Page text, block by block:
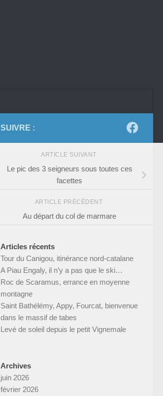
SUIVRE :
ARTICLE SUIVANT
Le pic des 3 seigneurs sous toutes ces
facettes
ARTICLE PRÉCÉDENT
Au départ du col de marmare
Articles récents
Tour du Canigou, itinérance nord-catalane
A Piau Engaly, il n’y a pas que le ski…
Roc de Scaramus, errance en moyenne
montagne
Saint Bathélémy, Appy, Fourcat, bienvenue
dans le massif de tabes
Levé de soleil depuis le petit Vignemale
Archives
juin 2026
février 2026